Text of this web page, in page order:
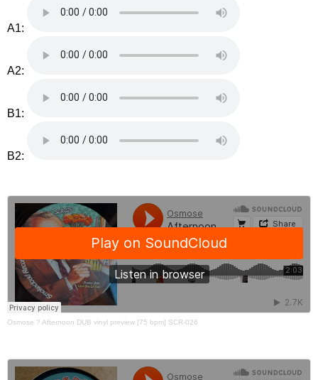
A1:
A2:
B1:
B2:
Osmose ? Afternoon DUB vinyl preview [75 bpm] SCR-026